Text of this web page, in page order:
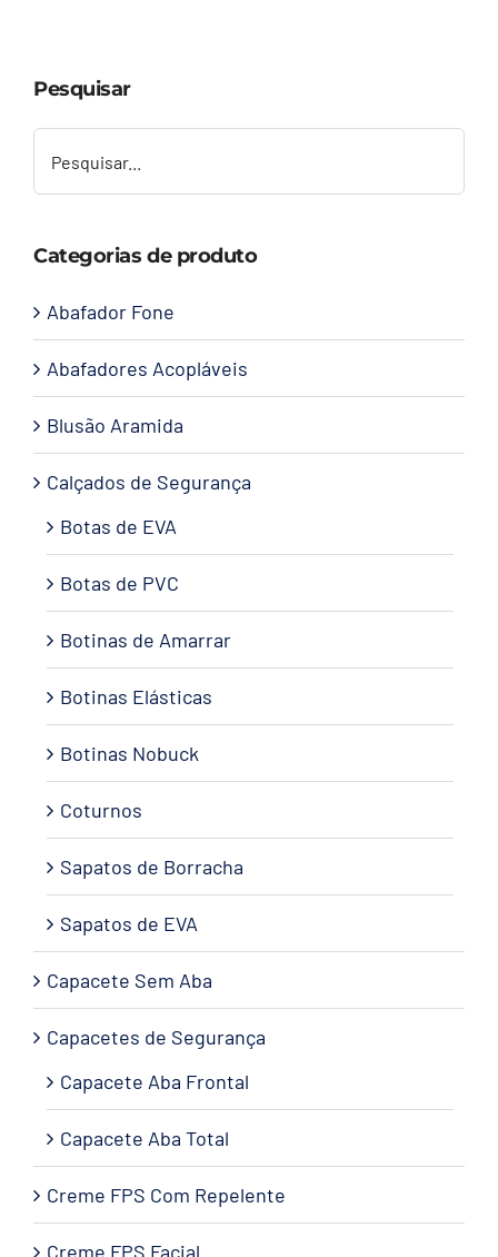
Contato
Pesquisar
Categorias de produto
Abafador Fone
Abafadores Acopláveis
Blusão Aramida
Calçados de Segurança
Botas de EVA
Botas de PVC
Botinas de Amarrar
Botinas Elásticas
Botinas Nobuck
Coturnos
Sapatos de Borracha
Sapatos de EVA
Capacete Sem Aba
Capacetes de Segurança
Capacete Aba Frontal
Capacete Aba Total
Creme FPS Com Repelente
Creme FPS Facial